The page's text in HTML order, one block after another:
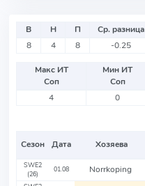
В Н П Ср. разница
8
4 8 -0.25
Макс ИТ
Соп
Мин ИТ
Соп
4
0
Сезон Дата Хозяева
SWE2
(26)
01.08 Norrkoping